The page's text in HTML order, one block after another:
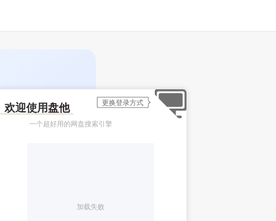
欢迎使用盘他
一个超好用的网盘搜索引擎
加载失败